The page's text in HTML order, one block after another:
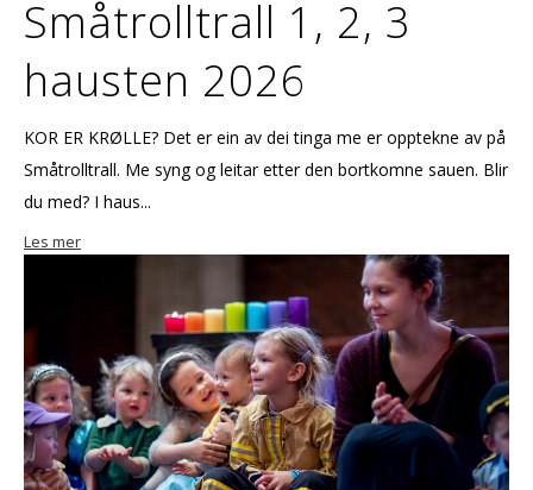
Småtrolltrall 1, 2, 3
hausten 2026
KOR ER KRØLLE? Det er ein av dei tinga me er opptekne av på
Småtrolltrall. Me syng og leitar etter den bortkomne sauen. Blir
du med? I haus...
Les mer